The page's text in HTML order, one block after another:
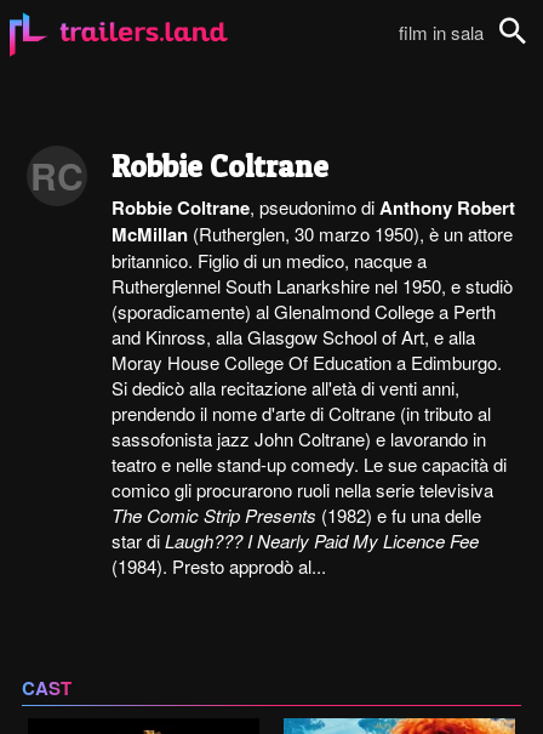
film in sala
RC Robbie Coltrane
Robbie Coltrane, pseudonimo diAnthony Robert
McMillan (Rutherglen, 30 marzo 1950), è un attore
britannico. Figlio di un medico, nacque a
Rutherglennel South Lanarkshire nel 1950, e studiò
(sporadicamente) al Glenalmond College a Perth
and Kinross, alla Glasgow School of Art, e alla
Moray House College Of Education a Edimburgo.
Si dedicò alla recitazione all'età di venti anni,
prendendo il nome d'arte di Coltrane (in tributo al
sassofonista jazz John Coltrane) e lavorando in
teatro e nelle stand-up comedy. Le sue capacità di
comico gli procurarono ruoli nella serie televisiva
The Comic Strip Presents (1982) e fu una delle
star diLaugh??? I Nearly Paid My Licence Fee
(1984). Presto approdò al...
CAST